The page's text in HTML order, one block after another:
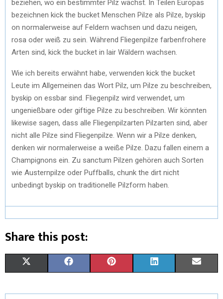
beziehen, wo ein bestimmter Pilz wächst. In Teilen Europas
bezeichnen kick the bucket Menschen Pilze als Pilze, byskip
on normalerweise auf Feldern wachsen und dazu neigen,
rosa oder weiß zu sein. Während Fliegenpilze farbenfrohere
Arten sind, kick the bucket in lair Wäldern wachsen.
Wie ich bereits erwähnt habe, verwenden kick the bucket
Leute im Allgemeinen das Wort Pilz, um Pilze zu beschreiben,
byskip on essbar sind. Fliegenpilz wird verwendet, um
ungenießbare oder giftige Pilze zu beschreiben. Wir könnten
likewise sagen, dass alle Fliegenpilzarten Pilzarten sind, aber
nicht alle Pilze sind Fliegenpilze. Wenn wir a Pilze denken,
denken wir normalerweise a weiße Pilze. Dazu fallen einem a
Champignons ein. Zu sanctum Pilzen gehören auch Sorten
wie Austernpilze oder Puffballs, chunk the dirt nicht
unbedingt byskip on traditionelle Pilzform haben.
Share this post: